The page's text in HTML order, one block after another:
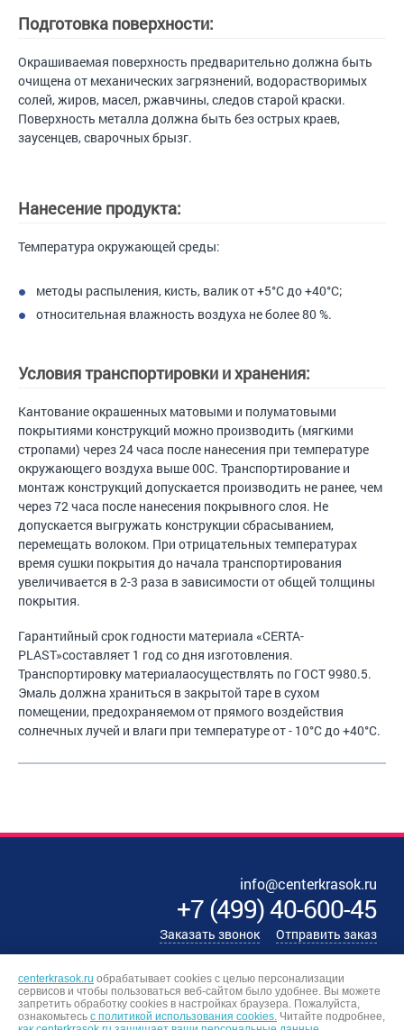
Подготовка поверхности:
Окрашиваемая поверхность предварительно должна быть
очищена от механических загрязнений, водорастворимых
солей, жиров, масел, ржавчины, следов старой краски.
Поверхность металла должна быть без острых краев,
заусенцев, сварочных брызг.
Нанесение продукта:
Температура окружающей среды:
методы распыления, кисть, валик от +5°С до +40°С;
относительная влажность воздуха не более 80 %.
Условия транспортировки и хранения:
Кантование окрашенных матовыми и полуматовыми
покрытиями конструкций можно производить (мягкими
стропами) через 24 часа после нанесения при температуре
окружающего воздуха выше 00С. Транспортирование и
монтаж конструкций допускается производить не ранее, чем
через 72 часа после нанесения покрывного слоя. Не
допускается выгружать конструкции сбрасыванием,
перемещать волоком. При отрицательных температурах
время сушки покрытия до начала транспортирования
увеличивается в 2-3 раза в зависимости от общей толщины
покрытия.
Гарантийный срок годности материала «CERTA-
PLAST»составляет 1 год со дня изготовления.
Транспортировку материалаосуществлять по ГОСТ 9980.5.
Эмаль должна храниться в закрытой таре в сухом
помещении, предохраняемом от прямого воздействия
солнечных лучей и влаги при температуре от - 10°С до +40°С.
info@centerkrasok.ru
+7(499)40-600-45
Заказать звонок Отправить заказ
centerkrasok.ru обрабатывает cookies с целью персонализации
сервисов и чтобы пользоваться веб-сайтом было удобнее. Вы можете
запретить обработку сookies в настройках браузера. Пожалуйста,
ознакомьтесь с политикой использования cookies. Читайте подробнее,